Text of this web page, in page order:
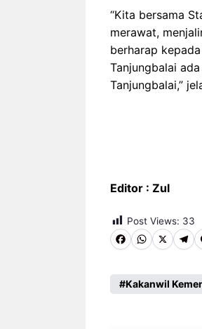
“Kita bersama
merawat,
berharap
Tanjungbalai
Tanjungbalai,”
Editor : Zul
Post Views: 33
F
c
W
a
X T
l
Kakanwil